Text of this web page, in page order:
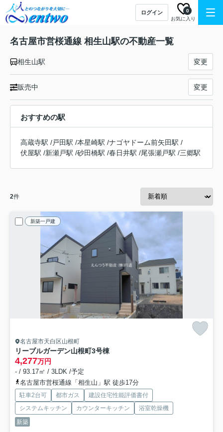
ログイン
お気に入り
0
名古屋市営桜通線 相生山駅の不動産一覧
相生山駅 変更
販売中 変更
おすすめの駅
高蔵寺駅 /戸田駅 /本星崎駅 /ナゴヤドーム前矢田駅 /
伏屋駅 /新瀬戸駅 /砂田橋駅 /春日井駅 /尾張瀬戸駅 /三郷駅
2件
新築一戸建
名古屋市天白区山根町
リーブルガーデン山根町3号棟
4,277万円
- / 93.17㎡ / 3LDK /予定
名古屋市営桜通線「相生山」駅 徒歩17分
駐車2台可 都市ガス
建設住宅性能評価書付
システムキッチン
カウンターキッチン
浴室乾燥機
新築